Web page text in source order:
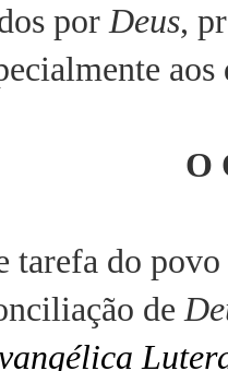
por Deus,
O
tarefa do
de